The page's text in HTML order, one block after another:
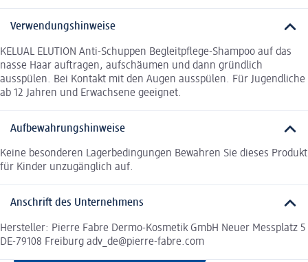
Verwendungshinweise
KELUAL ELUTION Anti-Schuppen Begleitpflege-Shampoo auf das
nasse Haar auftragen, aufschäumen und dann gründlich
ausspülen. Bei Kontakt mit den Augen ausspülen. Für Jugendliche
ab 12 Jahren und Erwachsene geeignet.
Aufbewahrungshinweise
Keine besonderen Lagerbedingungen Bewahren Sie dieses Produkt
für Kinder unzugänglich auf.
Anschrift des Unternehmens
Hersteller: Pierre Fabre Dermo-Kosmetik GmbH Neuer Messplatz 5
DE-79108 Freiburg adv_de@pierre-fabre.com